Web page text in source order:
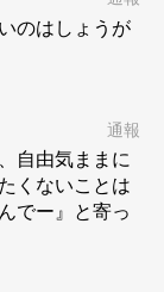
；∀；)
手な様子。
スルーし続けま
「だけ」ワンプ
ース中のレアケ